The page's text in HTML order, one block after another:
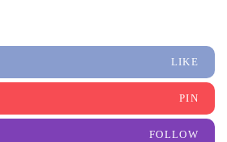
LIKE
PIN
FOLLOW